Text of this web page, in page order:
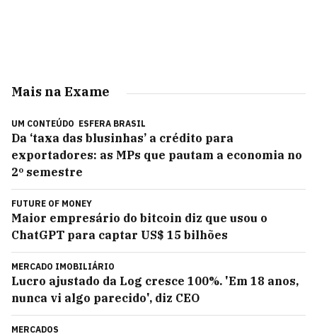
Mais na Exame
UM CONTEÚDO ESFERA BRASIL
Da ‘taxa das blusinhas’ a crédito para
exportadores: as MPs que pautam a economia no
2º semestre
FUTURE OF MONEY
Maior empresário do bitcoin diz que usou o
ChatGPT para captar US$ 15 bilhões
MERCADO IMOBILIÁRIO
Lucro ajustado da Log cresce 100%. 'Em 18 anos,
nunca vi algo parecido', diz CEO
MERCADOS